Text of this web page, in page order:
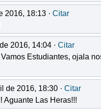
2016, 18:13 · Citar
2016, 14:04 · Citar
Estudiantes, ojala
de 2016, 18:30 · Citar
Aguante Las Heras!!!